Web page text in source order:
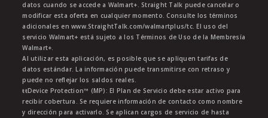
datos cuando se accede a Walmart+. Straight Talk puede cancelar o
modificar esta oferta en cualquier momento. Consulte los términos
adicionales en www.StraightTalk.com/walmartplus/tc. El uso del
servicio Walmart+ está sujeto a los Términos de Uso de la Membresía
Walmart+.
Al utilizar esta aplicación, es posible que se apliquen tarifas de
datos estándar. La información puede transmitirse con retraso y
puede no reflejar los saldos reales.
ŧŧDevice Protection™ (MP): El Plan de Servicio debe estar activo para
recibir cobertura. Se requiere información de contacto como nombre
y dirección para activarlo. Se aplican cargos de servicio de hasta